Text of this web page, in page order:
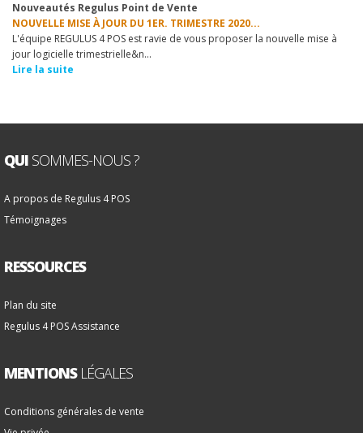
Nouveautés Regulus Point de Vente
NOUVELLE MISE À JOUR DU 1ER. TRIMESTRE 2020...
L'équipe REGULUS 4 POS est ravie de vous proposer la nouvelle mise à
jour logicielle trimestrielle&n...
Lire la suite
QUI SOMMES-NOUS ?
A propos de Regulus 4 POS
Témoignages
RESSOURCES
Plan du site
Regulus 4 POS Assistance
MENTIONSLÉGALES
Conditions générales de vente